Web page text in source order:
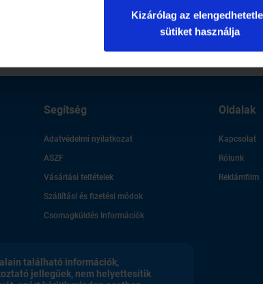
Kizárólag az
sütiket használja
A decemberi címlapon Fenyő
A
Segítség
Adatvédelmi nyilatkozat
ASZF
Vásárlási feltételek
Szállítási és fizetési módok
Csomagküldés Információk
Oldalak
Kapcsolat
Rólunk
Reklámfilm
található információk,
jellegűek, nem helyettesítik